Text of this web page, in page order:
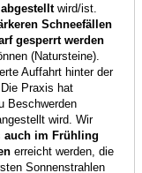
abgestelltwird/ist.
Schneefällen
gesperrt werden
(Natursteine).
Auffahrt hinter der
Praxis hat
Beschwerden
wird. Wir
auch im Frühling
erreicht werden, die
Sonnenstrahlen